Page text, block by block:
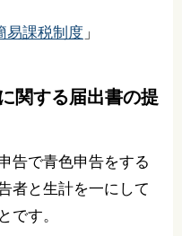
課税制度」
関する届出書の提
告で青色申告をする
者と生計を一にして
です。